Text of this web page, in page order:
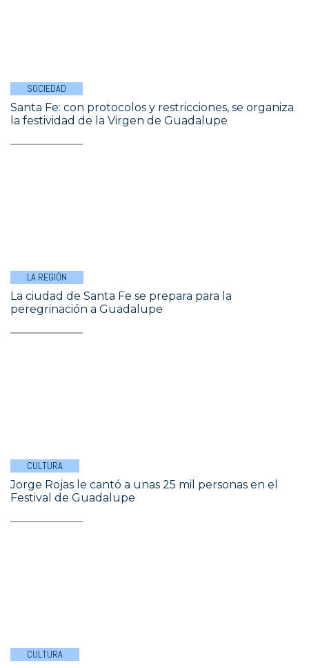
SOCIEDAD
Santa Fe: con protocolos y restricciones, se organiza
la festividad de la Virgen de Guadalupe
LA REGIÓN
La ciudad de Santa Fe se prepara para la
peregrinación a Guadalupe
CULTURA
Jorge Rojas le cantó a unas 25 mil personas en el
Festival de Guadalupe
CULTURA